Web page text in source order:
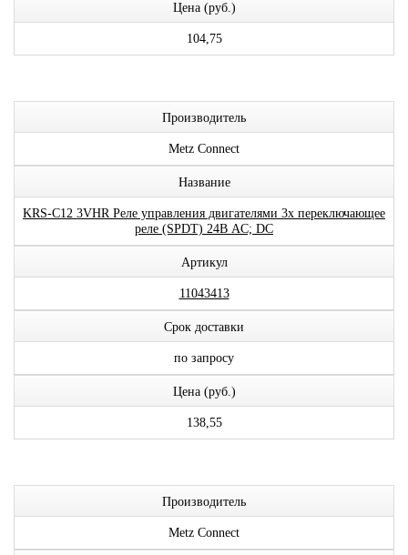
Цена (руб.)
104,75
Производитель
Metz Connect
Название
KRS-C12 3VHR Реле управления двигателями 3x переключающее
реле (SPDT) 24В AC; DC
Артикул
11043413
Срок доставки
по запросу
Цена (руб.)
138,55
Производитель
Metz Connect